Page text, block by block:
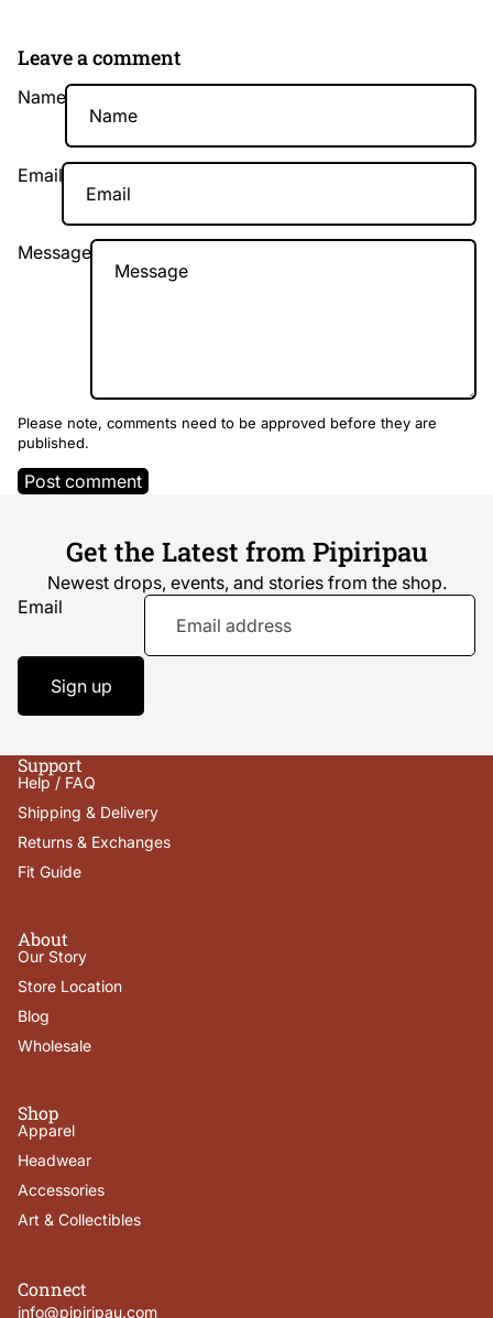
Leave a comment
Name
Email
Message
Please note, comments need to be approved before they are
published.
Post comment
Get the Latest from Pipiripau
Newest drops, events, and stories from the shop.
Email
Sign up
Support
Help / FAQ
Shipping & Delivery
Returns & Exchanges
Fit Guide
About
Our Story
Store Location
Blog
Wholesale
Shop
Apparel
Headwear
Accessories
Art & Collectibles
Connect
info@pipiripau.com